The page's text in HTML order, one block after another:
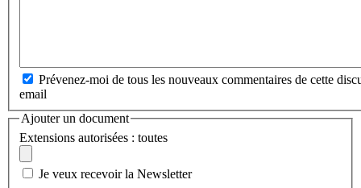
Prévenez-moi de tous les nouveaux commentaires de cette
email
Ajouter un document
Extensions autorisées : toutes
Je veux recevoir la Newsletter